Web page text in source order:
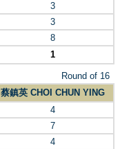
3
3
8
1
Round of 16
蔡鎮英 CHOI CHUN YING
4
7
4